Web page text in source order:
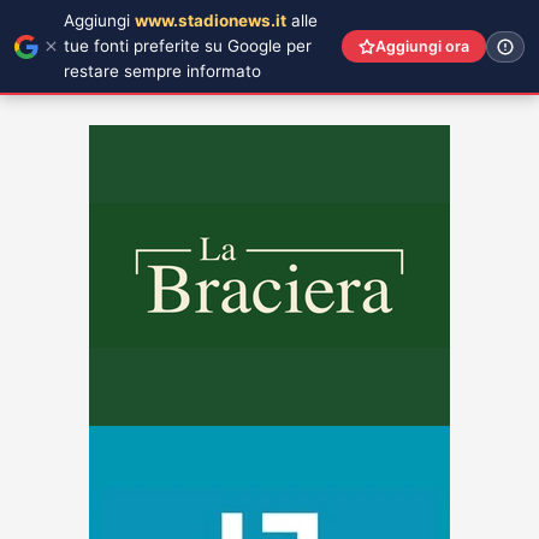
Aggiungi www.stadionews.it alle
tue fonti preferite su Google per
restare sempre informato
Aggiungi ora